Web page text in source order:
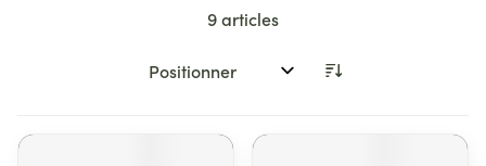
9articles
Trier par: